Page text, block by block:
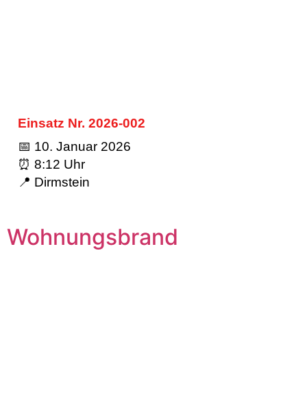
Einsatz Nr. 2026-002
📅 10. Januar 2026
⏰ 8:12 Uhr
📍 Dirmstein
Wohnungsbrand